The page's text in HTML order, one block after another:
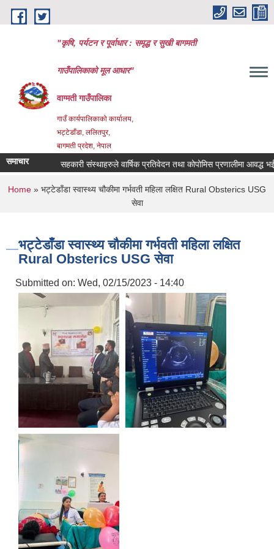
Skip to main content
"कृषि, पर्यटन र पूर्वाधार : समृद्ध र सुखी बागमती
गाउँपालिकाको मूल आधार"
वाग्मती गाउँपालिका
गाउँ कार्यपालिकाको कार्यालय,
भट्टेडाँडा, ललितपुर,
बागमती प्रदेश, नेपाल
समाचार सहकारी संस्थाहरुले वार्षिक प्रतिवेदन तथा कोपोमिस प्रणालीमा आवद्ध भई
You are here
Home » भट्टेडाँडा स्वास्थ्य चौकीमा गर्भवती महिला लक्षित Rural Obsterics USG
सेवा
भट्टेडाँडा स्वास्थ्य चौकीमा गर्भवती महिला लक्षित
Rural Obsterics USG सेवा
Submitted on: Wed, 02/15/2023 - 14:40